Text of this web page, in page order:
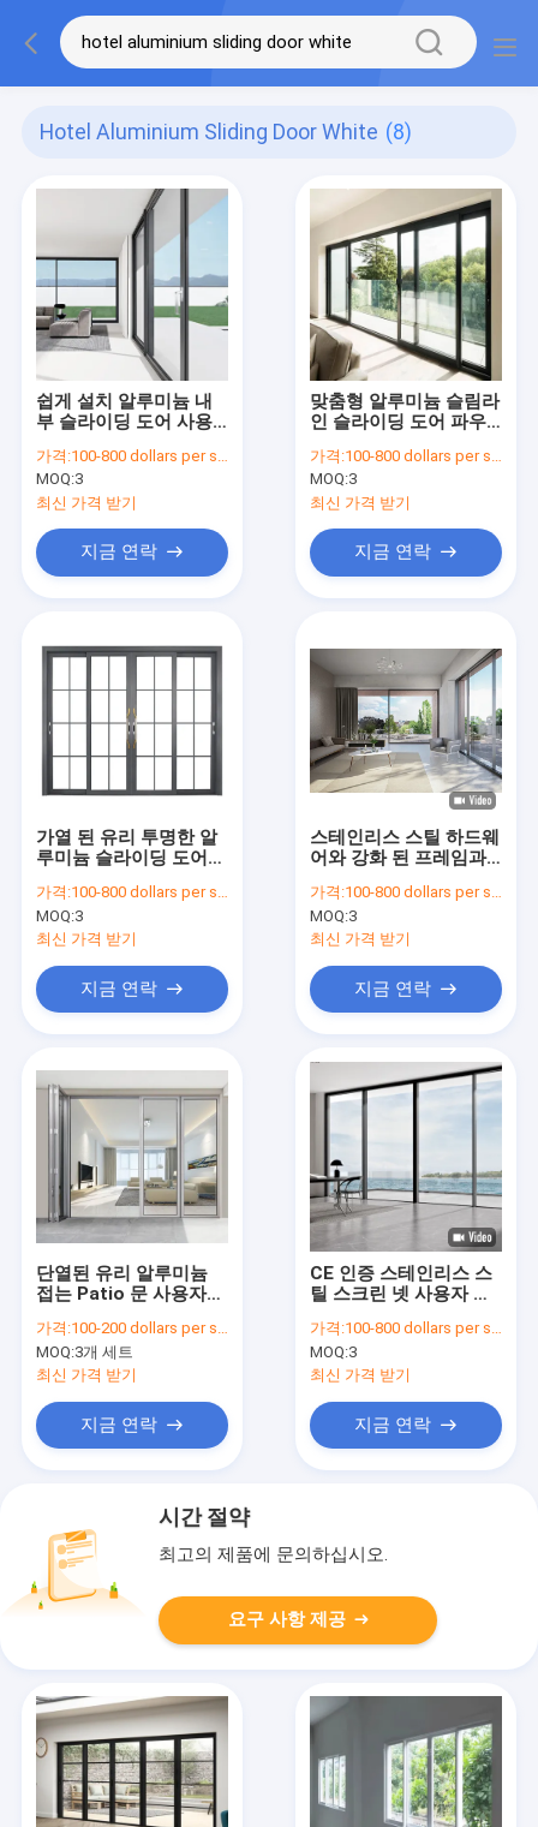
Hotel Aluminium Sliding Door White (8)
쉽게 설치 알루미늄 내
부 슬라이딩 도어 사용
라이딩 도어
가격:100-800 dollars per set
MOQ:3
최신 가격 받기
지금 연락
맞춤형 알루미늄 슬림라
인 슬라이딩 도어 파우
보수
가격:100-800 dollars per set
MOQ:3
최신 가격 받기
지금 연락
가열 된 유리 투명한 알
루미늄 슬라이딩 도어
미늄 슬라이딩 도어
가격:100-800 dollars per set
MOQ:3
최신 가격 받기
지금 연락
스테인리스 스틸 하드웨
어와 강화 된 프레임과
미늄 슬라이딩 도어
가격:100-800 dollars per set
MOQ:3
최신 가격 받기
지금 연락
단열된 유리 알루미늄
접는 Patio 문 사용자
흰색
가격:100-200 dollars per sqaure meter
MOQ:3개 세트
최신 가격 받기
지금 연락
CE 인증 스테인리스 스
틸 스크린 넷 사용자 지
구성 디자인
가격:100-800 dollars per set
MOQ:3
최신 가격 받기
지금 연락
시간 절약
최고의 제품에 문의하십시오.
요구 사항 제공